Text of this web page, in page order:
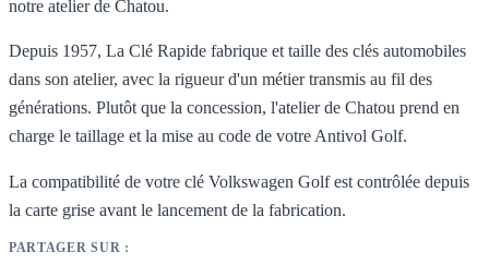
notre atelier de Chatou.
Depuis 1957, La Clé Rapide fabrique et taille des clés automobiles
dans son atelier, avec la rigueur d'un métier transmis au fil des
générations. Plutôt que la concession, l'atelier de Chatou prend en
charge le taillage et la mise au code de votre Antivol Golf.
La compatibilité de votre clé Volkswagen Golf est contrôlée depuis
la carte grise avant le lancement de la fabrication.
PARTAGER SUR :